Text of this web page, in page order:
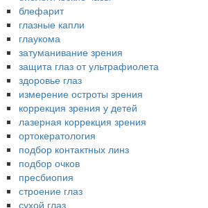
блефарит
глазные капли
глаукома
затуманивание зрения
защита глаз от ультрафиолета
здоровье глаз
измерение остроты зрения
коррекция зрения у детей
лазерная коррекция зрения
ортокератология
подбор контактных линз
подбор очков
пресбиопия
строение глаз
сухой глаз